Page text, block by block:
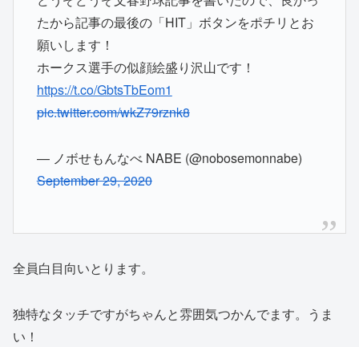
たから記事の最後の「HIT」ボタンをポチリとお
願いします！
ホークス選手の似顔絵盛り沢山です！
https://t.co/GbtsTbEom1
pic.twitter.com/wkZ79rznk8
— ノボせもんなべ NABE (@nobosemonnabe)
September 29, 2020
全員白目向いとります。
独特なタッチですがちゃんと雰囲気つかんでます。うま
い！